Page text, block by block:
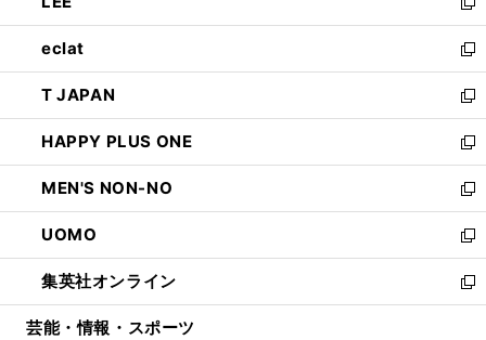
開
く
ウ
で
開
く
ィ
ン
ド
ウ
で
開
く
い
ウ
ィ
ン
ド
ウ
で
開
く
新
し
い
ウ
ィ
ン
ド
ウ
で
開
く
eclat
新
し
い
ウ
ィ
ン
ド
ウ
で
開
く
T JAPAN
新
し
い
ウ
ィ
ン
ド
ウ
で
開
HAPPY PLUS ONE
新
し
い
ウ
ィ
ン
ド
ウ
MEN'S NON-NO
新
し
い
ウ
ィ
ン
UOMO
新
し
い
ウ
集英社オンライン
新
し
芸能・情報・スポーツ